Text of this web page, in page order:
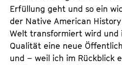
Erfüllung geht und so ein
der Native American
Welt transformiert wird und
Qualität eine neue
und – weil ich im Rückblick